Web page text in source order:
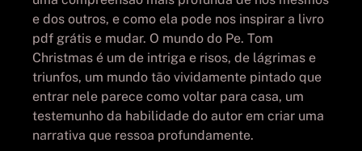
e dos outros, e como ela pode nos inspirar a livro
pdf grátis e mudar. O mundo do Pe. Tom
Christmas é um de intriga e risos, de lágrimas e
triunfos, um mundo tão vividamente pintado que
entrar nele parece como voltar para casa, um
testemunho da habilidade do autor em criar uma
narrativa que ressoa profundamente.